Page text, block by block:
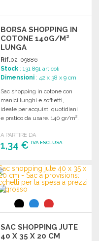
BORSA SHOPPING IN
COTONE 140G/M²
LUNGA
Rif.02-09886
Stock : 131 891 articoli
Dimensioni : 42 x 38 x 9 cm
Sac shopping in cotone con
manici lunghi e soffietti,
ideale per acquisti quotidiani
e pratico da usare. 140 gr/m².
A PARTIRE DA
1,34 €IVA ESCLUSA
ORDINARE
Richiedi un preventivo
SAC SHOPPING JUTE
40 X 35 X 20 CM